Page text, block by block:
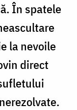
În spatele
la nevoile
direct